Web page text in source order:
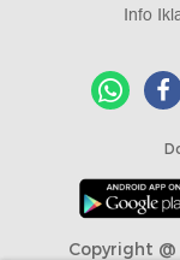
Info
Copyright